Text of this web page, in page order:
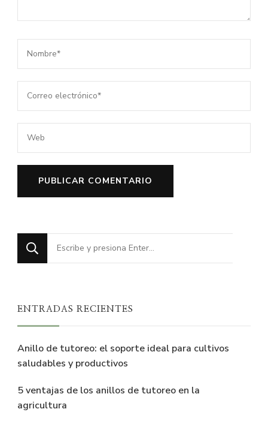
¿Buscas
algo?
ENTRADAS RECIENTES
Anillo de tutoreo: el soporte ideal para cultivos
saludables y productivos
5 ventajas de los anillos de tutoreo en la
agricultura